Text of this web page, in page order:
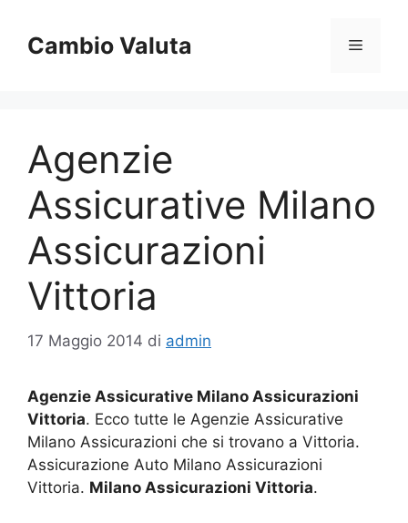
contenuto
Cambio Valuta Menu
Agenzie
Assicurative Milano
Assicurazioni
Vittoria
17 Maggio 2014 di admin
Agenzie Assicurative Milano Assicurazioni
Vittoria. Ecco tutte le Agenzie Assicurative
Milano Assicurazioni che si trovano a Vittoria.
Assicurazione Auto Milano Assicurazioni
Vittoria. Milano Assicurazioni Vittoria.